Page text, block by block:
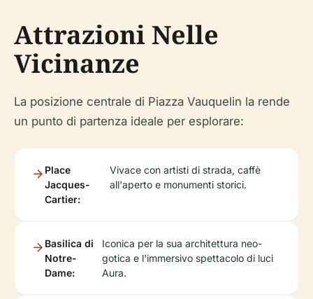
Attrazioni Nelle
Vicinanze
La posizione centrale di Piazza Vauquelin la rende
un punto di partenza ideale per esplorare:
Place
Jacques-
Cartier:
Vivace con artisti di strada, caffè
all'aperto e monumenti storici.
Basilica di
Notre-
Dame:
Iconica per la sua architettura neo-
gotica e l'immersivo spettacolo di luci
Aura.